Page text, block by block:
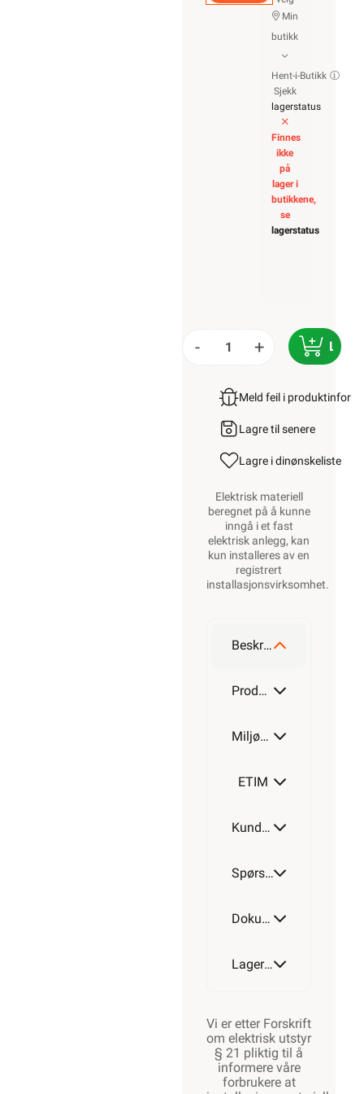
Min
butikk
Hent-i-Butikk
Sjekk
lagerstatus
Finnes
ikke
på
lager i
butikkene,
se
lagerstatus
- +
Meld feil i
Lagre til senere
Lagre i dinønskeliste
Elektrisk materiell
beregnet på å kunne
inngå i et fast
elektrisk anlegg, kan
kun installeres av en
registrert
installasjonsvirksomhet.
Beskrivelse
Produktdetaljer
Miljøparametere
ETIM
Kundeomtale
Spørsmål og svar
Dokumentasjon
Lagerstatus
Vi er etter Forskrift
om elektrisk utstyr
§ 21 pliktig til å
informere våre
forbrukere at